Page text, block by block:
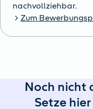
nachvollziehbar.
Zum
Noch nicht
Setze